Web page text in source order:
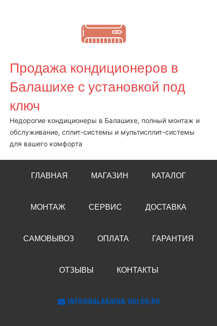
Продажа кондиционеров в
Балашихе с установкой под
ключ
Недорогие кондиционеры в Балашихе, полный монтаж и
обслуживание, сплит-системы и мультисплит-системы
для вашего комфорта
ГЛАВНАЯ МАГАЗИН КАТАЛОГ
МОНТАЖ СЕРВИС ДОСТАВКА
САМОВЫВОЗ ОПЛАТА ГАРАНТИЯ
ОТЗЫВЫ КОНТАКТЫ
INFO@BALASHIHA-HOLOD.RU